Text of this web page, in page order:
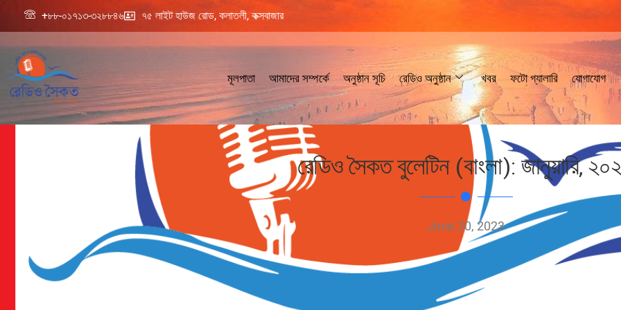
+৮৮-০১৭১৩-৩২৮৮৪৬ ৭৫ লাইট হাউজ রোড, কলাতলী, কক্সবাজার
মূলপাতা আমাদের সম্পর্কে অনুষ্ঠান সূচি রেডিও অনুষ্ঠান খবর ফটো গ্যালারি যোগাযোগ
রেডিও সৈকত বুলেটিন (বাংলা): জানুয়ারি,
June 20, 2023